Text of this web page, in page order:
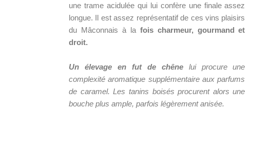
une trame acidulée qui lui confère une finale assez
longue. Il est assez représentatif de ces vins plaisirs
du Mâconnais à la fois charmeur, gourmand et
droit.
Un élevage en fut de chênelui procure une
complexité aromatique supplémentaire aux parfums
de caramel. Les tanins boisés procurent alors une
bouche plus ample, parfois légèrement anisée.